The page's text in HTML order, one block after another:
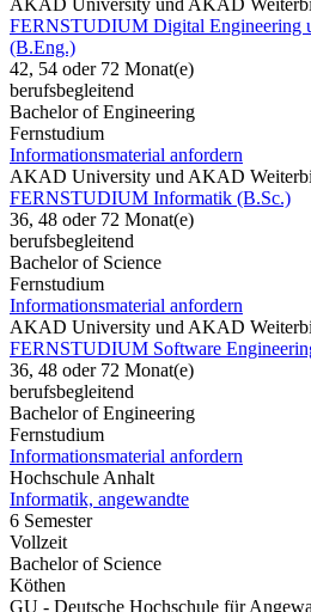
FERNSTUDIUM Digital Engineering
(B.Eng.)
42, 54 oder 72 Monat(e)
berufsbegleitend
Bachelor of Engineering
Fernstudium
Informationsmaterial anfordern
AKAD University und AKAD
FERNSTUDIUM Informatik (B.Sc.)
36, 48 oder 72 Monat(e)
berufsbegleitend
Bachelor of Science
Fernstudium
Informationsmaterial anfordern
AKAD University und AKAD
FERNSTUDIUM Software
36, 48 oder 72 Monat(e)
berufsbegleitend
Bachelor of Engineering
Fernstudium
Informationsmaterial anfordern
Hochschule Anhalt
Informatik, angewandte
6 Semester
Vollzeit
Bachelor of Science
Köthen
GU - Deutsche Hochschule für